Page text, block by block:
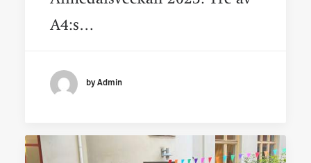
A4:s…
by Admin